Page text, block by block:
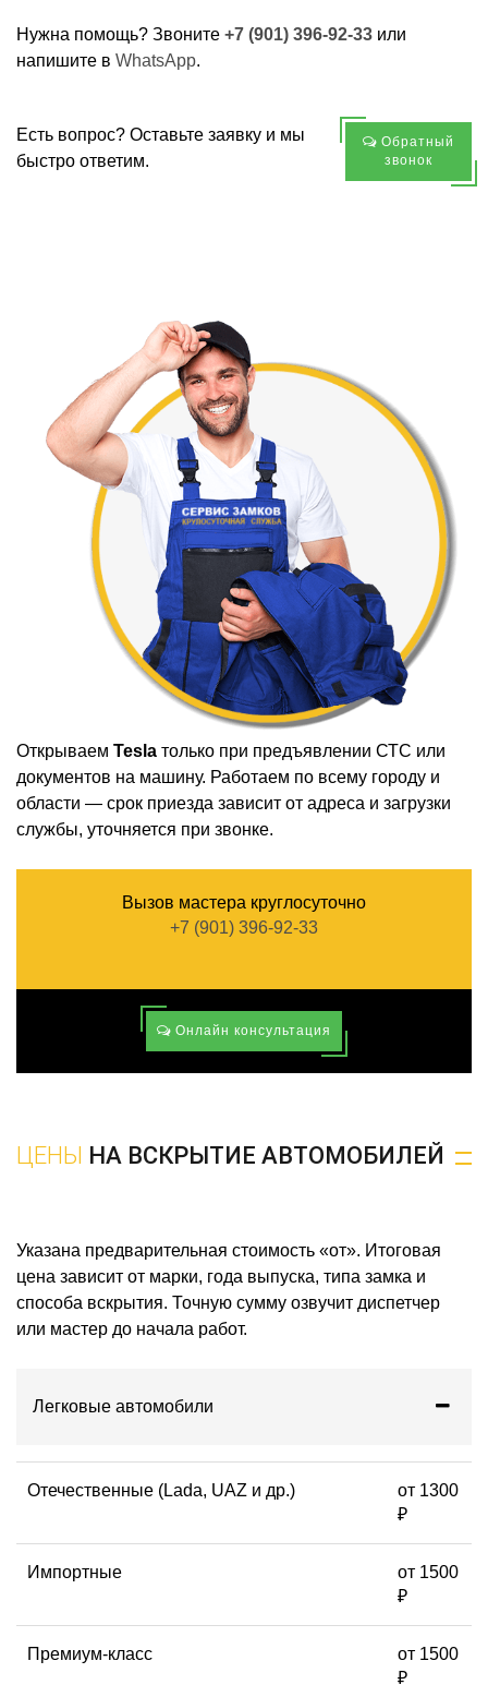
Нужна помощь? Звоните +7 (901) 396-92-33 или
напишите в WhatsApp.
Есть вопрос? Оставьте заявку и мы
быстро ответим.
Обратный
звонок
Открываем Tesla только при предъявлении СТС или
документов на машину. Работаем по всему городу и
области — срок приезда зависит от адреса и загрузки
службы, уточняется при звонке.
Вызов мастера круглосуточно
+7 (901) 396-92-33
Онлайн консультация
ЦЕНЫ НА ВСКРЫТИЕ АВТОМОБИЛЕЙ
Указана предварительная стоимость «от». Итоговая
цена зависит от марки, года выпуска, типа замка и
способа вскрытия. Точную сумму озвучит диспетчер
или мастер до начала работ.
Легковые автомобили
Отечественные (Lada, UAZ и др.)
от 1300
₽
Импортные
от 1500
₽
Премиум-класс
от 1500
₽